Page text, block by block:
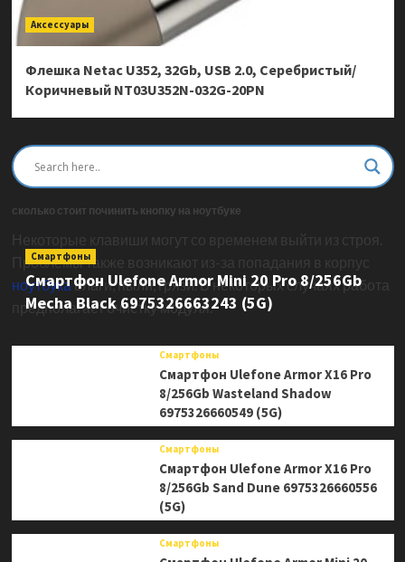
Аксессуары
Флешка Netac U352, 32Gb, USB 2.0, Серебристый/
Коричневый NT03U352N-032G-20PN
сколько стоит починить кнопку на ноутбуке
Некоторые клавиши могут со временем выйти из строя.
Проблемы также возникают из-за попадания в корпус
ноутбукавлаги, пыли, грязи. В некоторых случаях работа
предполагает очистку модуля.
Смартфоны
Смартфон Ulefone Armor Mini 20 Pro 8/256Gb
Mecha Black 6975326663243 (5G)
Смартфоны
Смартфон Ulefone Armor X16 Pro
8/256Gb Wasteland Shadow
6975326660549 (5G)
Смартфоны
Смартфон Ulefone Armor X16 Pro
8/256Gb Sand Dune 6975326660556
(5G)
Смартфоны